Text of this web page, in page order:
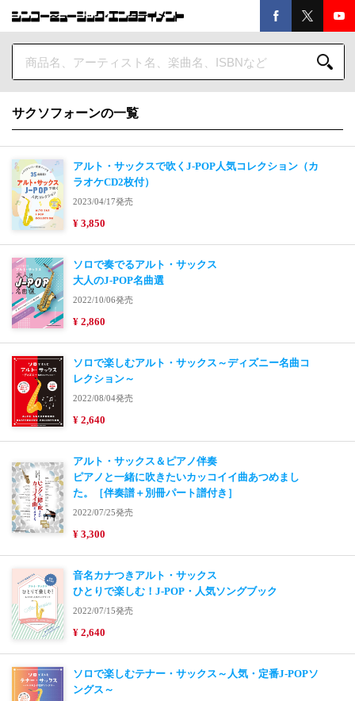
サクソフォーンの一覧
アルト・サックスで吹くJ-POP人気コレクション（カ
ラオケCD2枚付）
2023/04/17発売
¥ 3,850
ソロで奏でるアルト・サックス
大人のJ-POP名曲選
2022/10/06発売
¥ 2,860
ソロで楽しむアルト・サックス～ディズニー名曲コ
レクション～
2022/08/04発売
¥ 2,640
アルト・サックス＆ピアノ伴奏
ピアノと一緒に吹きたいカッコイイ曲あつめまし
た。［伴奏譜＋別冊パート譜付き］
2022/07/25発売
¥ 3,300
音名カナつきアルト・サックス
ひとりで楽しむ！J-POP・人気ソングブック
2022/07/15発売
¥ 2,640
ソロで楽しむテナー・サックス～人気・定番J-POPソ
ングス～